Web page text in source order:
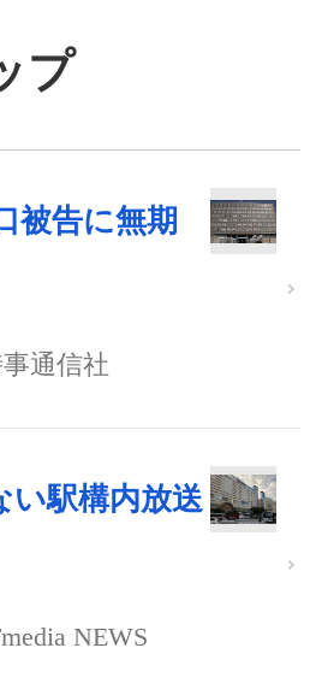
プ
被告に無期
通信社
い駅構内放送
NEWS